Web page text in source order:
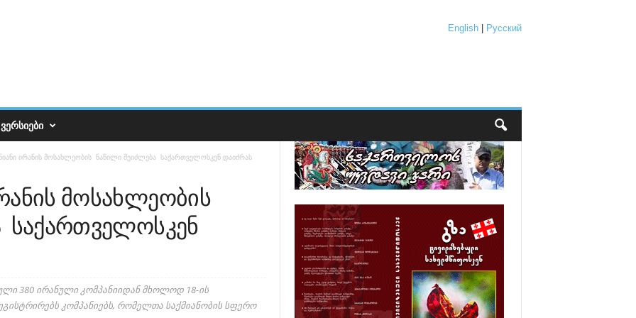
English| Русский
ირანის მოსახლეობის ნაწილი შეიძლება საქართველოსკენ დაიძრას
მოსახლეობის
საქართველოსკენ
380 ირანული კომპანიიდან მხოლოდ 18-ის
კომპანიებს, რომელთა საქმიანობის სფერო